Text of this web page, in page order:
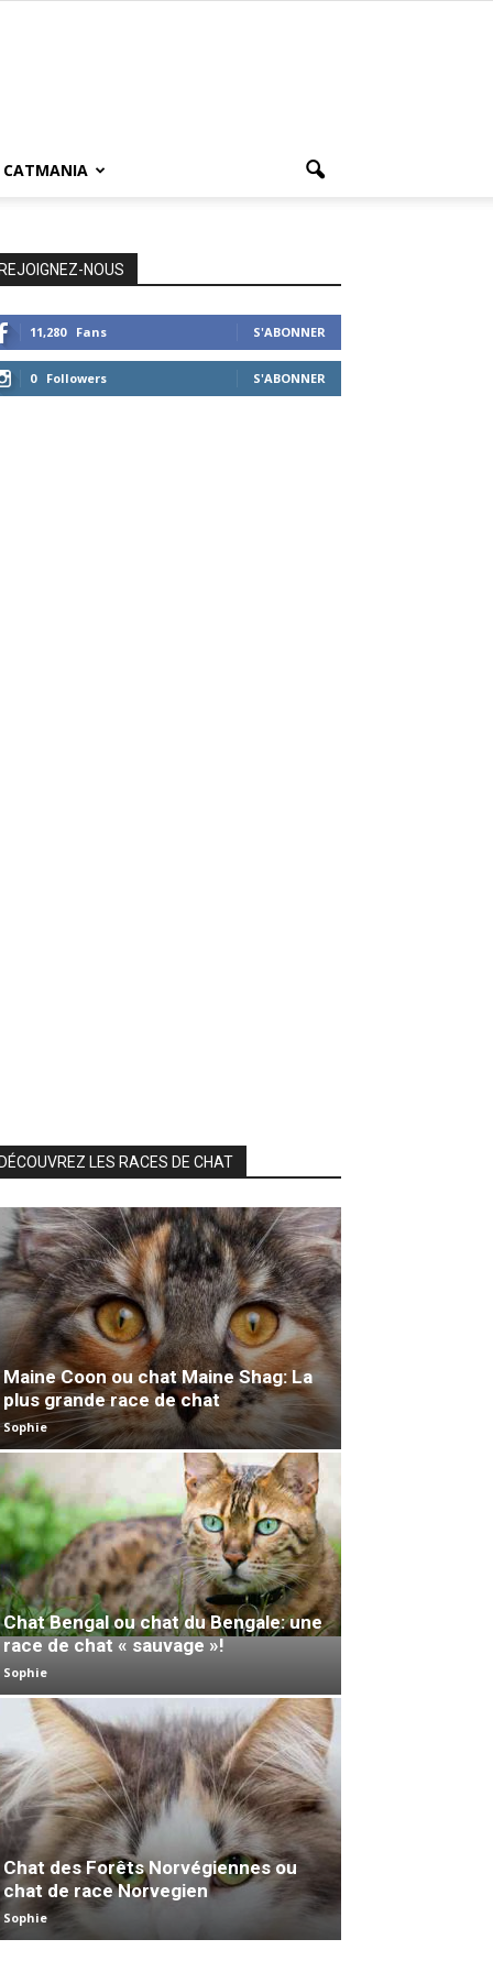
CATMANIA
NOUS
11,280 Fans S'ABONNER
0 Followers S'ABONNER
LES RACES DE CHAT
Maine Coon ou chat Maine Shag: La
plus grande race de chat
Sophie
Chat Bengal ou chat du Bengale: une
race de chat « sauvage »!
Sophie
Chat des Forêts Norvégiennes ou
chat de race Norvegien
Sophie